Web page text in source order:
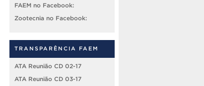
FAEM no Facebook:
Zootecnia no Facebook:
TRANSPARÊNCIA FAEM
ATA Reunião CD 02-17
ATA Reunião CD 03-17